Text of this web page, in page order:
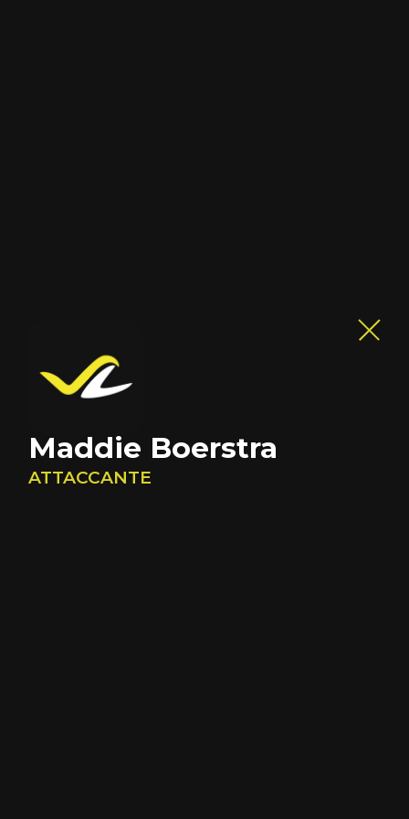
Maddie Boerstra
ATTACCANTE